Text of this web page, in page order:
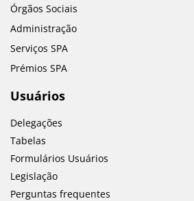
Órgãos Sociais
Administração
Serviços SPA
Prémios SPA
Usuários
Delegações
Tabelas
Formulários Usuários
Legislação
Perguntas frequentes